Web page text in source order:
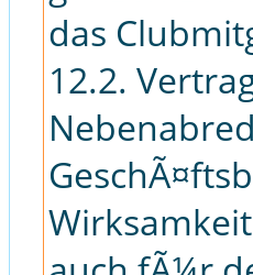
das
12.2.